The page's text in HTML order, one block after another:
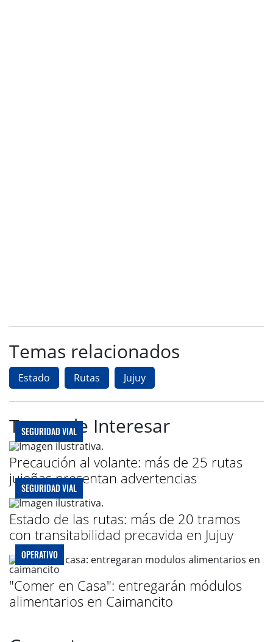
Temas relacionados
Estado Rutas Jujuy
Te puede Interesar
SEGURIDAD VIAL
Precaución al volante: más de 25 rutas
jujeñas presentan advertencias
SEGURIDAD VIAL
Estado de las rutas: más de 20 tramos
con transitabilidad precavida en Jujuy
OPERATIVO
"Comer en Casa": entregarán módulos
alimentarios en Caimancito